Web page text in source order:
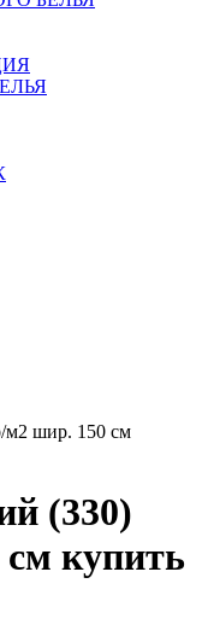
м2 шир. 150 см
(330)
купить